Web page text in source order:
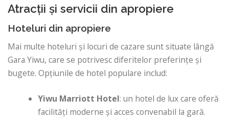
Atracții și servicii din apropiere
Hoteluri din apropiere
Mai multe hoteluri și locuri de cazare sunt situate lângă
Gara Yiwu, care se potrivesc diferitelor preferințe și
bugete. Opțiunile de hotel populare includ:
Yiwu Marriott Hotel: un hotel de lux care oferă
facilități moderne și acces convenabil la gară.